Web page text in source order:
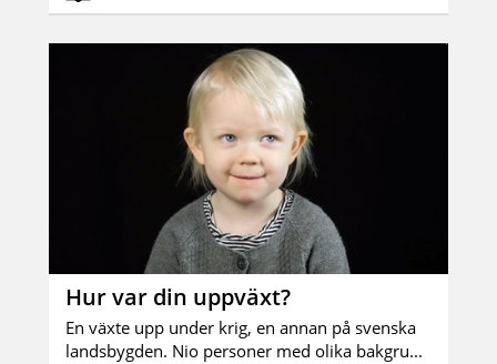
Hur var din uppväxt?
En växte upp under krig, en annan på svenska
landsbygden. Nio personer med olika bakgru...